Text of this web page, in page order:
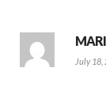
July